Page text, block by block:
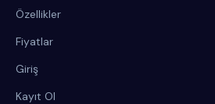
Özellikler
Fiyatlar
Giriş
Kayıt Ol